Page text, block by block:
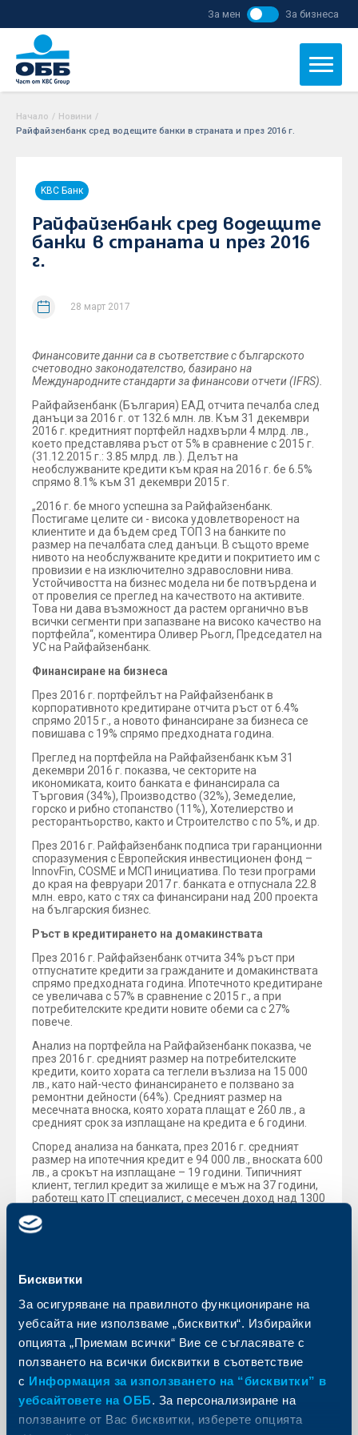
Бисквитки
За осигуряване на правилното функциониране на
уебсайта ние използваме „бисквитки“. Избирайки
опцията „Приемам всички“ Вие се съгласявате с
ползването на всички бисквитки в съответствие
с Информация за използването на “бисквитки” в
уебсайтовете на ОББ. За персонализиране на
ползваните от Вас бисквитки, изберете опцията
За мен За бизнеса
Начало / Новини /
Райфайзенбанк сред водещите банки в страната и през 2016 г.
KBC Банк
Райфайзенбанк сред водещите
банки в страната и през 2016
г.
28 март 2017
Финансовите данни са в съответствие с българското
счетоводно законодателство, базирано на
Международните стандарти за финансови отчети (IFRS).
Райфайзенбанк (България) ЕАД отчита печалба след
данъци за 2016 г. от 132.6 млн. лв. Към 31 декември
2016 г. кредитният портфейл надхвърли 4 млрд. лв.,
което представлява ръст от 5% в сравнение с 2015 г.
(31.12.2015 г.: 3.85 млрд. лв.). Делът на
необслужваните кредити към края на 2016 г. бе 6.5%
спрямо 8.1% към 31 декември 2015 г.
„2016 г. бе много успешна за Райфайзенбанк.
Постигаме целите си - висока удовлетвореност на
клиентите и да бъдем сред ТОП 3 на банките по
размер на печалбата след данъци. В същото време
нивото на необслужваните кредити и покритието им с
провизии е на изключително здравословни нива.
Устойчивостта на бизнес модела ни бе потвърдена и
от провелия се преглед на качеството на активите.
Това ни дава възможност да растем органично във
всички сегменти при запазване на високо качество на
портфейла“, коментира Оливер Рьогл, Председател на
УС на Райфайзенбанк.
Финансиране на бизнеса
През 2016 г. портфейлът на Райфайзенбанк в
корпоративното кредитиране отчита ръст от 6.4%
спрямо 2015 г., а новото финансиране за бизнеса се
повишава с 19% спрямо предходната година.
Преглед на портфейла на Райфайзенбанк към 31
декември 2016 г. показва, че секторите на
икономиката, които банката е финансирала са
Търговия (34%), Производство (32%), Земеделие,
горско и рибно стопанство (11%), Хотелиерство и
ресторантьорство, както и Строителство с по 5%, и др.
През 2016 г. Райфайзенбанк подписа три гаранционни
споразумения с Европейския инвестиционен фонд –
InnovFin, COSME и МСП инициатива. По тези програми
до края на февруари 2017 г. банката е отпуснала 22.8
млн. евро, като с тях са финансирани над 200 проекта
на българския бизнес.
Ръст в кредитирането на домакинствата
През 2016 г. Райфайзенбанк отчита 34% ръст при
отпуснатите кредити за гражданите и домакинствата
спрямо предходната година. Ипотечното кредитиране
се увеличава с 57% в сравнение с 2015 г., а при
потребителските кредити новите обеми са с 27%
повече.
Анализ на портфейла на Райфайзенбанк показва, че
през 2016 г. средният размер на потребителските
кредити, които хората са теглели възлиза на 15 000
лв., като най-често финансирането е ползвано за
ремонтни дейности (64%). Средният размер на
месечната вноска, която хората плащат е 260 лв., а
средният срок за изплащане на кредита е 6 години.
Според анализа на банката, през 2016 г. средният
размер на ипотечния кредит е 94 000 лв., вноската 600
лв., а срокът на изплащане – 19 години. Типичният
клиент, теглил кредит за жилище е мъж на 37 години,
работещ като IT специалист, с месечен доход над 1300
предимно апартаменти (94.4%), а само 5.6% са били за
къща или вила, като предпочитанието на клиентите е
Райфайзен Рисърч: 3.3% ръст на българската
Анализаторите на Райфайзен Рисърч очакват темпът
на растеж на българската икономика да се запази,
като през тази година реалният растеж на БВП
достигне 3.3%, спрямо 3.4% през 2016 г. Според
прогнозата е най-вероятно този ръст да е над нивата
в Еврозоната (прогноза за 1.9% за 2017 г.) и малко под
нивата в страните в региона Югоизточна Европа